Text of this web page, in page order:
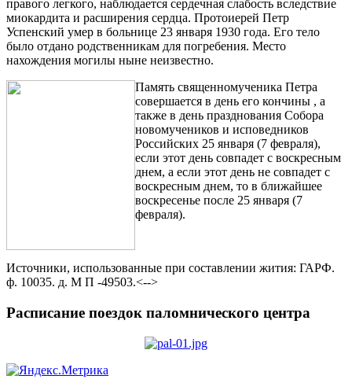
правого легкого, наблюдается сердечная слабость вследствие
миокардита и расширения сердца. Протоиерей Петр
Успенский умер в больнице 23 января 1930 года. Его тело
было отдано родственникам для погребения. Место
нахождения могилы ныне неизвестно.
Память священномученика Петра
совершается в день его кончины , а
также в день празднования Собора
новомучеников и исповедников
Российских 25 января (7 февраля),
если этот день совпадет с воскресным
днем, а если этот день не совпадет с
воскресным днем, то в ближайшее
воскресенье после 25 января (7
февраля).
Источники, использованные при составлении жития: ГАРФ.
ф. 10035. д. М П -49503.<-->
Расписание поездок паломнического центра